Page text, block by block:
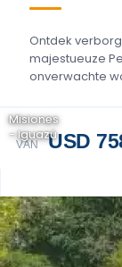
Ontdek
majestueuze
onverwachte
VAN USD
Misiones
- Iguazú